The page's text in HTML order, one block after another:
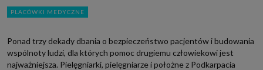
PLACÓWKI MEDYCZNE
Ponad trzy dekady dbania o bezpieczeństwo pacjentów i budowania
wspólnoty ludzi, dla których pomoc drugiemu człowiekowi jest
najważniejsza. Pielęgniarki, pielęgniarze i położne z Podkarpacia